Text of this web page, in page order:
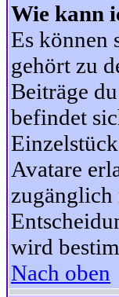
Wie kann
Es können
gehört zu
Beiträge
befindet
Avatare
zugänglich
wird
Nach oben